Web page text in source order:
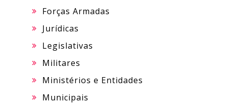
Forças Armadas
Jurídicas
Legislativas
Militares
Ministérios e Entidades
Municipais